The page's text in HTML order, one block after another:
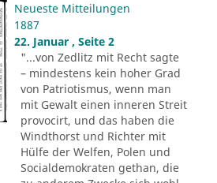
Neueste Mitteilungen
1887
22. Januar , Seite 2
"...von Zedlitz mit Recht sagte
– mindestens kein hoher Grad
von Patriotismus, wenn man
mit Gewalt einen inneren Streit
provocirt, und das haben die
Windthorst und Richter mit
Hülfe der Welfen, Polen und
Socialdemokraten gethan, die